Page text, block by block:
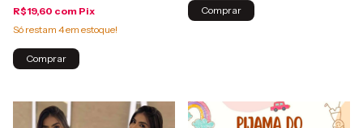
R$19,60 com Pix
Só restam 4em estoque!
Comprar
Comprar